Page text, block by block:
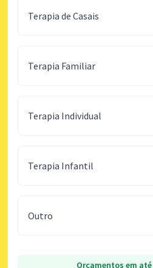
Terapia de Casais
Terapia Familiar
Terapia Individual
Terapia Infantil
Outro
Orçamentos em